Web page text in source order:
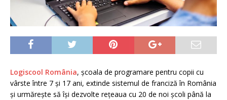
Logiscool România, școala de programare pentru copii cu
vârste între 7 și 17 ani, extinde sistemul de franciză în România
și urmărește să își dezvolte rețeaua cu 20 de noi școli până la